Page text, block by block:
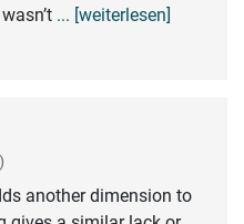
... [weiterlesen]
another dimension to